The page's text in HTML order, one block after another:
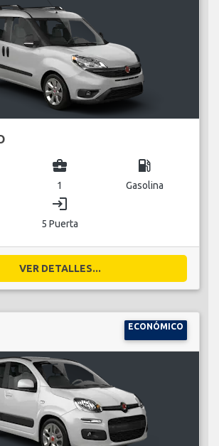
business_center
1
local_gas_station
Gasolina
login
5 Puerta
VER DETALLES...
ECONÓMICO